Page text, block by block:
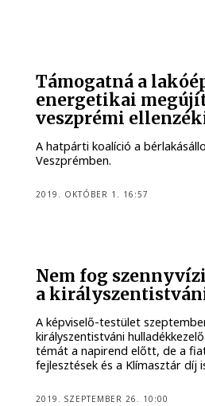
Támogatná a
energetikai
veszprémi
A hatpárti koalíció a
Veszprémben.
2019. OKTÓBER 1. 16:57
Nem fog
a
A képviselő-testület
királyszentistváni
témát a napirend előtt, de a
fejlesztések és a Klímasztár díj
2019. SZEPTEMBER 26. 10:00